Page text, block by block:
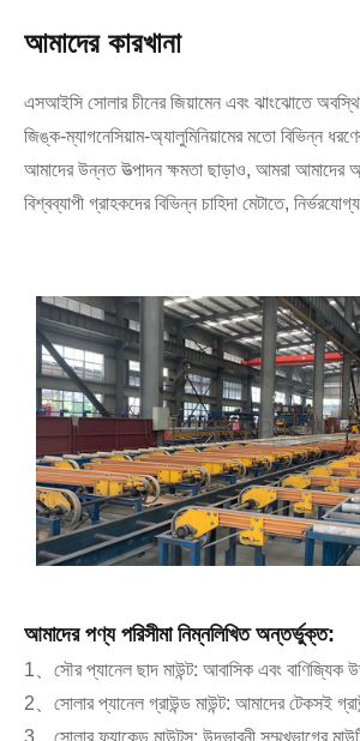
আমাদের কারখানা
এসআইসি সোলার চীনের জিয়ামেন এবং ঝাংঝোতে অবস্থিত
জিঙ্ক-ম্যাগনেসিয়াম-অ্যালুমিনিয়ামের মতো বিভিন্ন
আমাদের উন্নত উত্পাদন ক্ষমতা ছাড়াও, আমরা আমাদের
বিশ্বব্যাপী গ্রাহকদের বিভিন্ন চাহিদা মেটাতে,
আমাদের পণ্য পরিসীমা নিম্নলিখিত অন্তর্ভুক্ত:
1、সৌর প্যানেল ছাদ মাউন্ট: আবাসিক এবং বাণিজ্যিক
2、সোলার প্যানেল গ্রাউন্ড মাউন্ট: আমাদের টেকসই